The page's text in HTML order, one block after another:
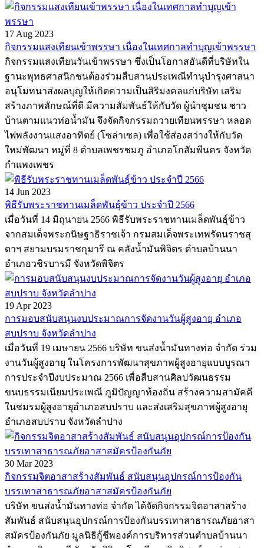
17 Aug 2023
กิจกรรมแสงเทียนเข้าพรรษา เนื่องในเทศกาลทำบุญเข้าพรรษา
กิจกรรมแสงเทียนวันเข้าพรรษา ซึ่งเป็นโอกาสอันดีที่บริษัทใน
ฐานะพุทธศาสนิกชนต้องร่วมสืบสานประเพณีทำนุบำรุงศาสนา
อนุโมทนาส่งผลบุญให้เกิดความเป็นสิริมงคลแก่บริษัท เสริม
สร้างภาพลักษณ์ที่ดี มีความสัมพันธ์ให้กับวัด ผู้นำชุมชน ชาว
บ้านตามแนวท่อน้ำมัน จึงจัดกิจกรรมถวายเทียนพรรษา หลอด
ไฟพลังงานแสงอาทิตย์ (โซล่าเซล) เพื่อใช้ส่องสว่างให้กับวัด
ใหม่พัฒนา หมู่ที่ 8 ตำบลเพชรชมภู อำเภอโกสัมพีนคร จังหวัด
กำแพงเพชร
14 Jun 2023
พิธีรับพระราชทานเมล็ดพันธุ์ข้าว ประจำปี 2566
เมื่อวันที่ 14 มิถุนายน 2566 พิธีรับพระราชทานเมล็ดพันธุ์ข้าว
จากสมเด็จพระกนิษฐาธิราชเจ้า กรมสมเด็จพระเทพรัตนราชสุ
ดาฯ สยามบรมราชกุมารี ณ คลังน้ำมันพิจิตร ตำบลบ้านนา
อำเภอวชิรบารมี จังหวัดพิจิตร
19 Apr 2023
การมอบสนับสนุนงบประมาณการจัดงานวันผู้สูงอายุ อำเภอ
สบปราบ จังหวัดลำปาง
เมื่อวันที่ 19 เมษายน 2566 บริษัท ขนส่งน้ำมันทางท่อ จำกัด ร่วม
งานวันผู้สูงอายุ ในโครงการพัฒนาสุขภาพผู้สูงอายุแบบบูรณา
การประจำปีงบประมาณ 2566 เพื่อสืบสานศิลปวัฒนธรรม
ขนบธรรมเนียมประเพณี ภูมิปัญญาท้องถิ่น สร้างความสามัคคี
ในชมรมผู้สูงอายุอำเภอสบปราบ และส่งเสริมสุขภาพผู้สูงอายุ
อำเภอสบปราบ จังหวัดลำปาง
30 Mar 2023
กิจกรรมจิตอาสาสร้างสัมพันธ์ สนับสนุนอุปกรณ์การป้องกัน
บรรเทาสาธารณภัยอาสาสมัครป้องกันภัย
บริษัท ขนส่งน้ำมันทางท่อ จำกัด ได้จัดกิจกรรมจิตอาสาสร้าง
สัมพันธ์ สนับสนุนอุปกรณ์การป้องกันบรรเทาสาธารณภัยอาสา
สมัครป้องกันภัย มูลนิธิกู้ชีพองค์การบริหารส่วนตำบลบ้านนา